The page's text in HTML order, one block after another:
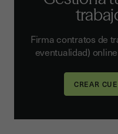
Firma contratos de
eventualidad)